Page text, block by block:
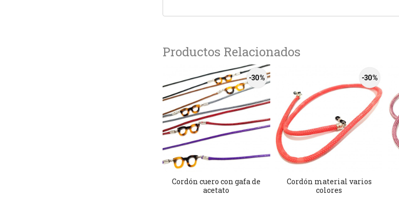
Productos Relacionados
-30 %
Cordón cuero con gafa de
acetato
-30 %
Cordón material varios
colores